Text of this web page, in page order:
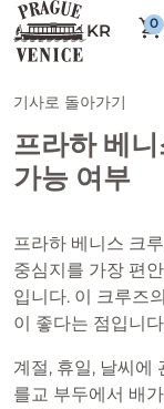
KR
기사로 돌아가기
프라하 베
가능 여부
프라하 베니스 크
중심지를 가장 편
입니다. 이 크루즈
이 좋다는 점입니
계절, 휴일, 날씨에
를교 부두에서 배